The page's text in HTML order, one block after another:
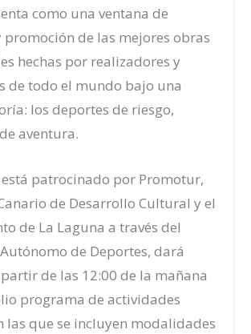
como una ventana de
de las mejores obras
hechas por realizadores y
de todo el mundo bajo una
los deportes de riesgo,
aventura.
patrocinado por Promotur,
de Desarrollo Cultural y el
de La Laguna a través del
de Deportes, dará
de las 12:00 de la mañana
programa de actividades
las que se incluyen modalidades